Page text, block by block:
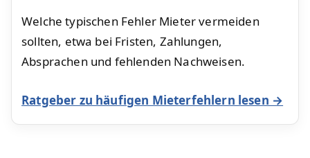
Welche typischen Fehler Mieter vermeiden
sollten, etwa bei Fristen, Zahlungen,
Absprachen und fehlenden Nachweisen.
Ratgeber zu häufigen Mieterfehlern lesen →